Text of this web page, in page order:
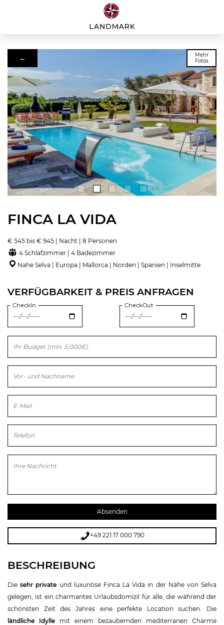
←
Mehr
Fotos
FINCA LA VIDA
€ 545 bis € 945 | Nacht | 8 Personen
4 Schlafzimmer | 4 Badezimmer
Nahe Selva | Europa | Mallorca | Norden | Spanien | Inselmitte
VERFÜGBARKEIT & PREIS ANFRAGEN
CheckIn CheckOut
+49 221 17 000 790
BESCHREIBUNG
Die sehr private und luxuriöse Finca La Vida in der Nähe von Selva
gelegen, ist ein charmantes Urlaubsdomizil für alle, die während der
schönsten Zeit des Jahres eine perfekte Location suchen. Die
ländliche Idylle mit einem bezaubernden mediterranen Charme